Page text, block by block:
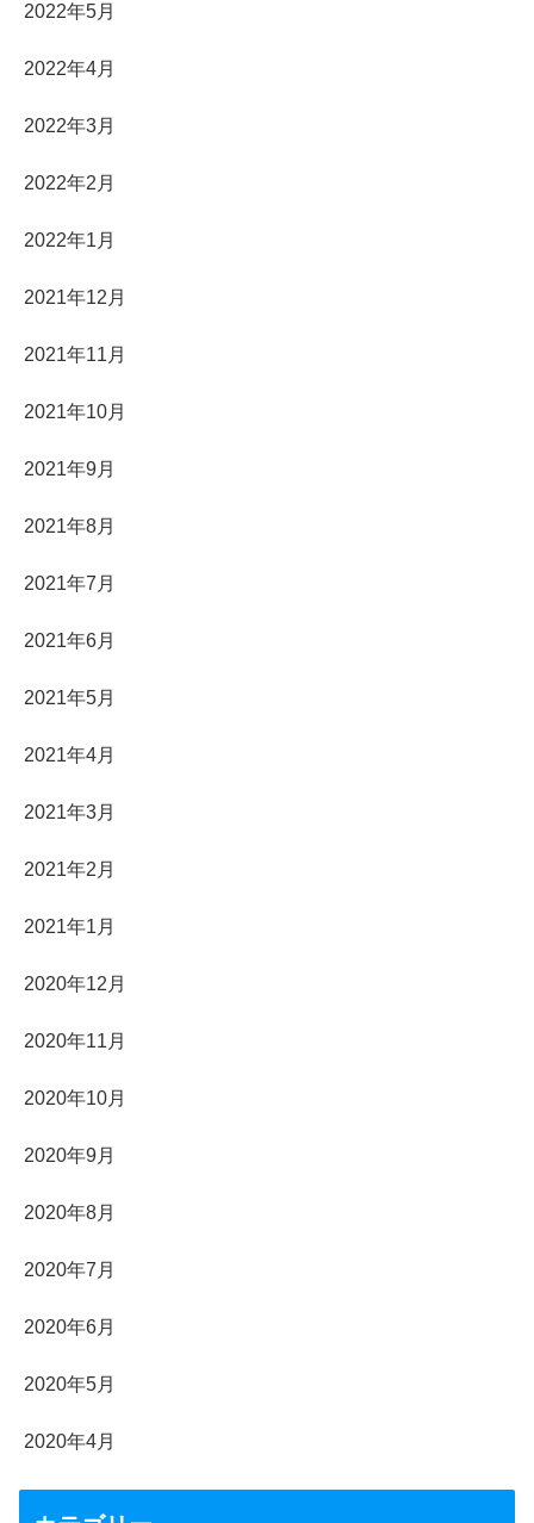
2022年5月
2022年4月
2022年3月
2022年2月
2022年1月
2021年12月
2021年11月
2021年10月
2021年9月
2021年8月
2021年7月
2021年6月
2021年5月
2021年4月
2021年3月
2021年2月
2021年1月
2020年12月
2020年11月
2020年10月
2020年9月
2020年8月
2020年7月
2020年6月
2020年5月
2020年4月